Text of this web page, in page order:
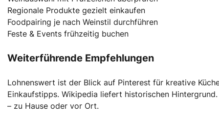
Regionale Produkte gezielt einkaufen
Foodpairing je nach Weinstil durchführen
Feste & Events frühzeitig buchen
Weiterführende Empfehlungen
Lohnenswert ist der Blick auf Pinterest für kreative
Einkaufstipps. Wikipedia liefert historischen
– zu Hause oder vor Ort.